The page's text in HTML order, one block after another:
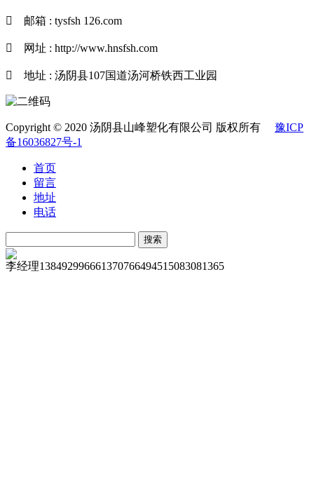
 邮箱 : tysfsh 126.com
 网址 : http://www.hnsfsh.com
 地址 : 汤阴县107国道汤河桥铁西工业园
Copyright © 2020 汤阴县山峰塑化有限公司 版权所有 豫ICP
备16036827号-1
首页
留言
地址
电话
李经理138492996661370766494515083081365